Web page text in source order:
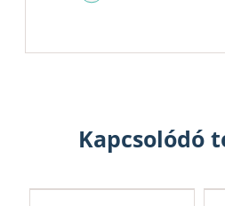
Kapcsolódó